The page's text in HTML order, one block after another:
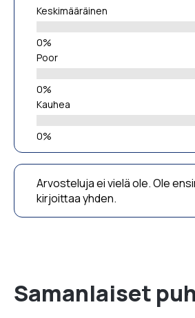
Keskimääräinen
Poor
Kauhea
Arvosteluja ei vielä ole. Ole
kirjoittaa yhden.
Samanlaiset